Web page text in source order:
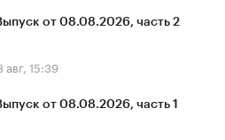
от 08.08.2026, часть 2
авг, 15:39
от 08.08.2026, часть 1